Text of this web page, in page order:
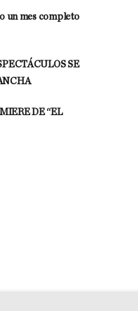
un mes completo
SE
DE “EL